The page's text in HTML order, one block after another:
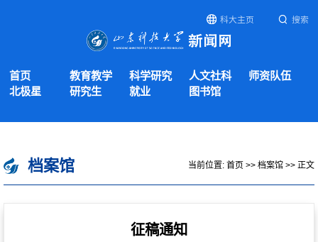
科大主页 搜索
首页 教育教学 科学研究 人文社科
师资队伍
北极星
研究生 就业 图书馆
档案馆 当前位置: 首页 >> 档案馆 >> 正文
征稿通知